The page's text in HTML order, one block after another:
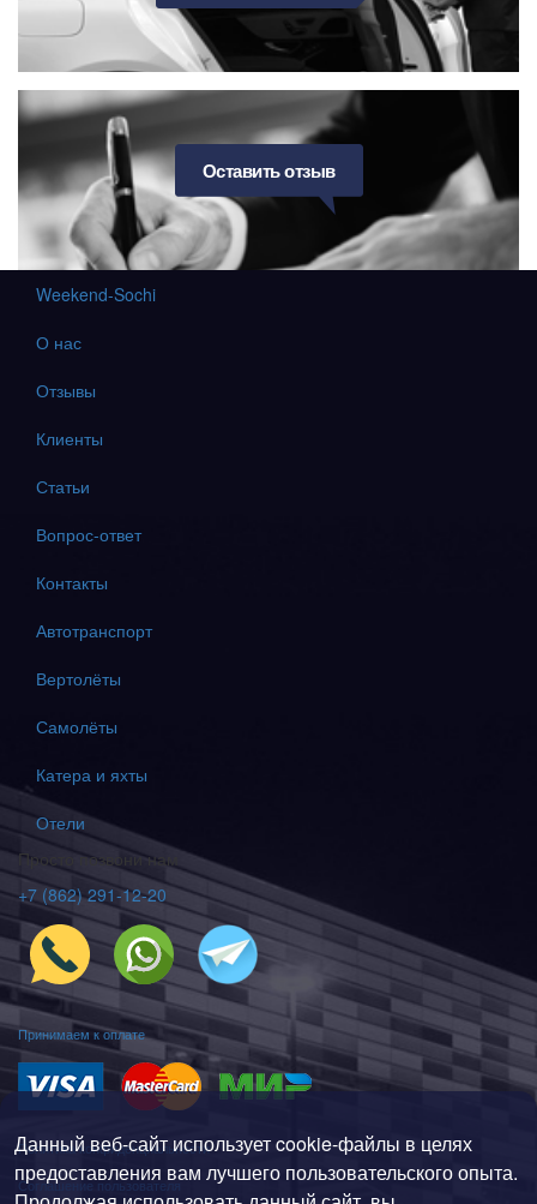
Оставить отзыв
Weekend-Sochi
О нас
Отзывы
Клиенты
Статьи
Вопрос-ответ
Контакты
Автотранспорт
Вертолёты
Самолёты
Катера и яхты
Отели
Просто позвони нам
+7 (862) 291-12-20
Принимаем к оплате
Политика конфиденциальности
Соглашение пользователя
Данный веб-сайт использует cookie-файлы в целях
предоставления вам лучшего пользовательского опыта.